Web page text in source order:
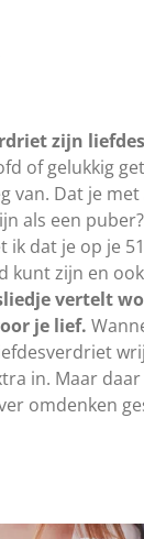
zijn
of gelukkig
van. Dat je met
als een
ik dat je op je
kunt zijn en
vertelt
je lief.
in. Maar
omdenken